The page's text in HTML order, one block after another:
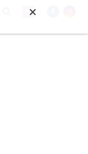
My
×